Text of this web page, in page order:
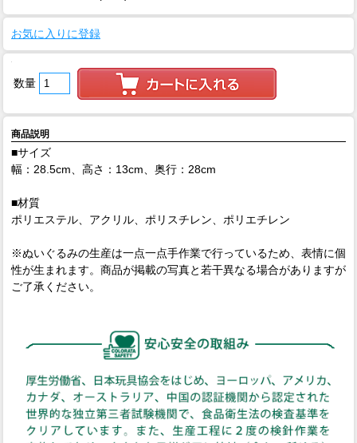
お気に入りに登録
数量
商品説明
■サイズ
幅：28.5cm、高さ：13cm、奥行：28cm
■材質
ポリエステル、アクリル、ポリスチレン、ポリエチレン
※ぬいぐるみの生産は一点一点手作業で行っているため、表情に個
性が生まれます。商品が掲載の写真と若干異なる場合がありますが
ご了承ください。